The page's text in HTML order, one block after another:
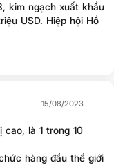
kim ngạch xuất khẩu
USD. Hiệp hội Hồ
cuối tháng 8 có
sản lượng năm 2023.
15/08/2023
là 1 trong 10
hàng đầu thế giới